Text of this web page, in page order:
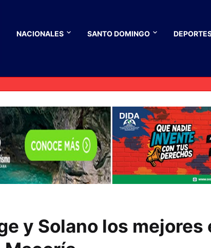
NACIONALES SANTO DOMINGO
y Solano los mejores